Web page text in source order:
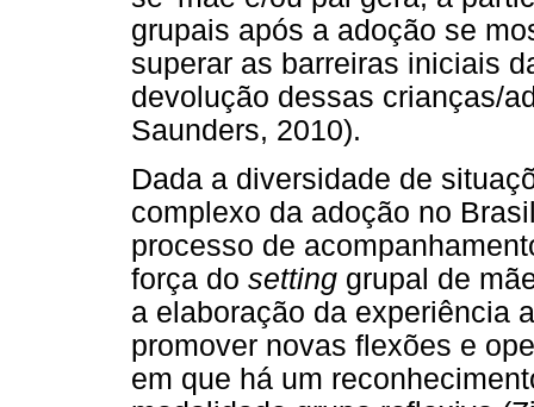
grupais após a adoção se
superar as barreiras iniciais
devolução dessas crianças/
Saunders, 2010).
Dada a diversidade de
complexo da adoção no
processo de
força do setting grupal de
a elaboração da experiência
promover novas flexões e
em que há um